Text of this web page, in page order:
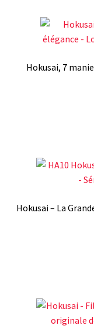
Hokusai, 7
Hokusai – La